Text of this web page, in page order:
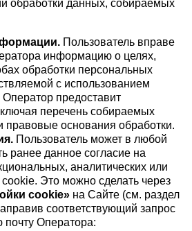
обработки данных, собираемых
Пользователь вправе
информацию о целях,
обработки персональных
с использованием
предоставит
перечень собираемых
правовые основания обработки.
Пользователь может в любой
ранее данное согласие на
аналитических или
Это можно сделать через
cookie» на Сайте (см. раздел
соответствующий запрос
почту Оператора: